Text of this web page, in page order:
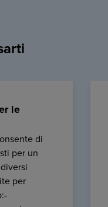
le
di
per un
per